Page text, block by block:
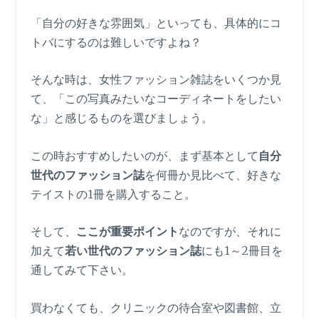
「自分の好きな雰囲気」といっても、具体的にコ
トバにするのは難しいですよね？
そんな時は、女性ファッション雑誌をいくつか見
て、「この写真みたいなコーディネートをしたい
な」と感じるものを選びましょう。
この時おすすめしたいのが、まず基本として 自分
世代のファッション誌を何冊か見比べて、好きな
テイストの1冊を購入すること。
そして、 ここが重要ポイント なのですが、それに
加えて若い世代のファッション誌にも1～2冊目を
通してみて下さい。
買わなくても、クリニックの待合室や図書館、立